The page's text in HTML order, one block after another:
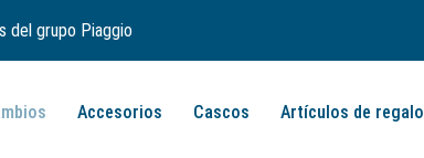
del grupo Piaggio
Accesorios Cascos Artículos de regalo